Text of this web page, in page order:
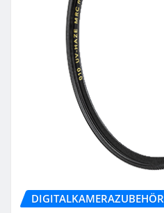
DIGITALKAMERAZUBEHÖR